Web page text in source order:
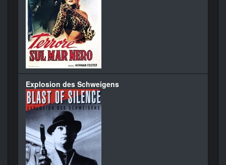
Explosion des Schweigens